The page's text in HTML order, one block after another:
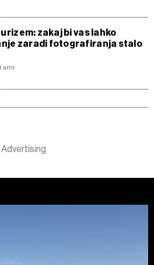
zakaj bi vas lahko
zaradi fotografiranja stalo